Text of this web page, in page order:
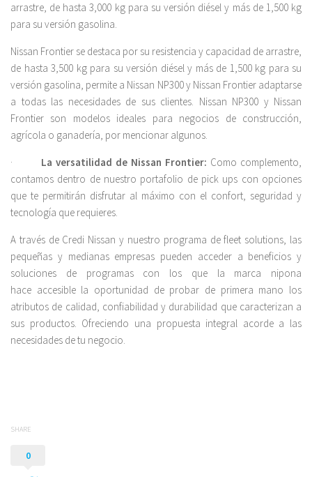
arrastre, de hasta 3,000 kg para su versión diésel y más de 1,500 kg
para su versión gasolina.
Nissan Frontier se destaca por su resistencia y capacidad de arrastre,
de hasta 3,500 kg para su versión diésel y más de 1,500 kg para su
versión gasolina, permite a Nissan NP300 y Nissan Frontier adaptarse
a todas las necesidades de sus clientes. Nissan NP300 y Nissan
Frontier son modelos ideales para negocios de construcción,
agrícola o ganadería, por mencionar algunos.
· La versatilidad de Nissan Frontier: Como complemento,
contamos dentro de nuestro portafolio de pick ups con opciones
que te permitirán disfrutar al máximo con el confort, seguridad y
tecnología que requieres.
A través de Credi Nissan y nuestro programa de fleet solutions, las
pequeñas y medianas empresas pueden acceder a beneficios y
soluciones de programas con los que la marca nipona
hace accesible la oportunidad de probar de primera mano los
atributos de calidad, confiabilidad y durabilidad que caracterizan a
sus productos. Ofreciendo una propuesta integral acorde a las
necesidades de tu negocio.
SHARE
0